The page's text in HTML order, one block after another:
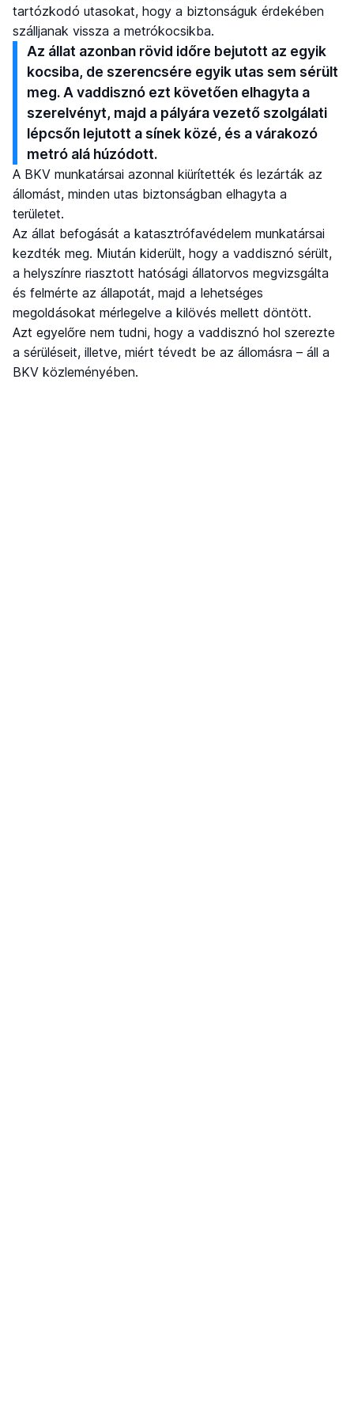
tartózkodó utasokat, hogy a biztonságuk érdekében
szálljanak vissza a metrókocsikba.
Az állat azonban rövid időre bejutott az egyik
kocsiba, de szerencsére egyik utas sem sérült
meg. A vaddisznó ezt követően elhagyta a
szerelvényt, majd a pályára vezető szolgálati
lépcsőn lejutott a sínek közé, és a várakozó
metró alá húzódott.
A BKV munkatársai azonnal kiürítették és lezárták az
állomást, minden utas biztonságban elhagyta a
területet.
Az állat befogását a katasztrófavédelem munkatársai
kezdték meg. Miután kiderült, hogy a vaddisznó sérült,
a helyszínre riasztott hatósági állatorvos megvizsgálta
és felmérte az állapotát, majd a lehetséges
megoldásokat mérlegelve a kilövés mellett döntött.
Azt egyelőre nem tudni, hogy a vaddisznó hol szerezte
a sérüléseit, illetve, miért tévedt be az állomásra – áll a
BKV közleményében.